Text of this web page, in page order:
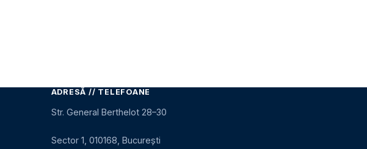
ADRESĂ // TELEFOANE
Str. General Berthelot 28–30
Sector 1, 010168, București